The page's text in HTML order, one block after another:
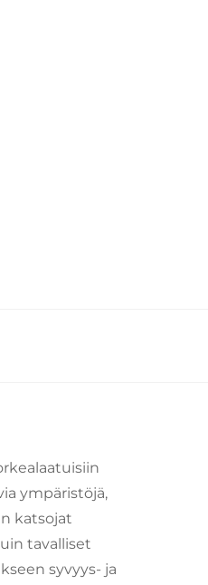
ympäristöjä,
katsojat
tavalliset
syvyys- ja